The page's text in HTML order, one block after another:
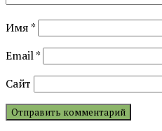
Имя*
Email*
Сайт